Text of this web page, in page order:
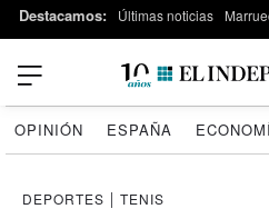
Destacamos: Últimas noticias
OPINIÓN ESPAÑA
DEPORTES | TENIS